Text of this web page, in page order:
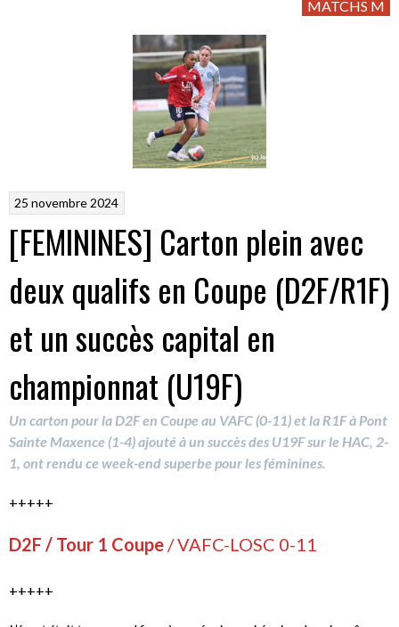
MATCHS M
25 novembre 2024
[FEMININES] Carton plein avec
deux qualifs en Coupe (D2F/R1F)
et un succès capital en
championnat (U19F)
Un carton pour la D2F en Coupe au VAFC (0-11) et la R1F à Pont
Sainte Maxence (1-4) ajouté à un succès des U19F sur le HAC, 2-
1, ont rendu ce week-end superbe pour les féminines.
+++++
D2F / Tour 1 Coupe / VAFC-LOSC 0-11
+++++